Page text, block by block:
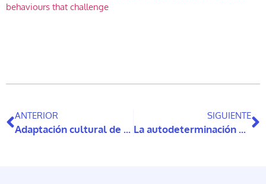
behaviours that challenge
ANTERIOR
Adaptación cultural de la terapia de estimulación cognitiva (TEC) para personas con demencia en Chile
SIGUIENTE
La autodeterminación en la tercera edad: reflexiones a partir de las opiniones de las personas mayores con discapacidad intelectual en el contexto chileno